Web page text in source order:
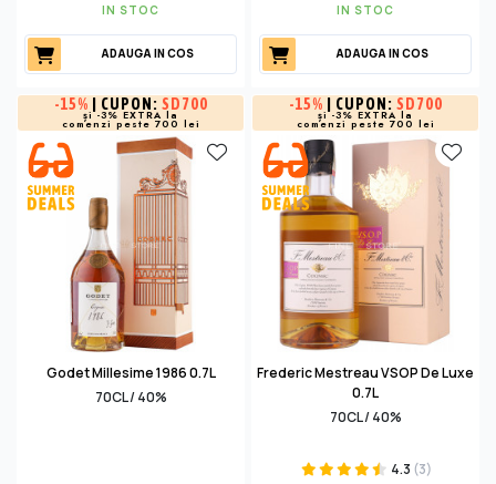
IN STOC
ADAUGA IN COS
IN STOC
ADAUGA IN COS
-15% | CUPON: SD700
și -3% EXTRA la
comenzi peste 700 lei
Godet Millesime 1986 0.7L
70CL / 40%
-15% | CUPON: SD700
și -3% EXTRA la
comenzi peste 700 lei
Frederic Mestreau VSOP De Luxe
0.7L
70CL / 40%
4.3 (3)